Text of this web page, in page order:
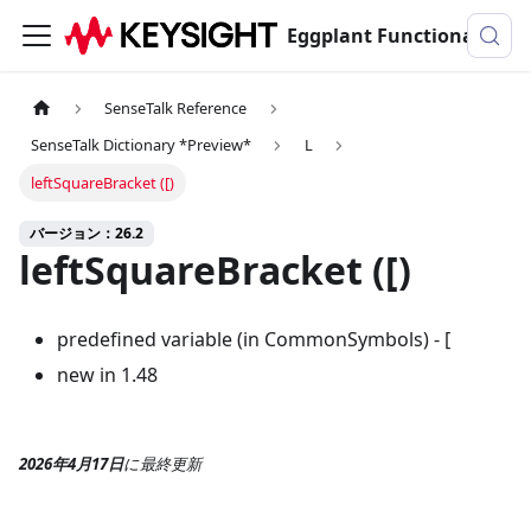
Eggplant Functionalのドキュメンテーション
SenseTalk Reference
SenseTalk Dictionary *Preview*
L
leftSquareBracket ([)
バージョン：26.2
leftSquareBracket ([)
predefined variable (in CommonSymbols) - [
new in 1.48
2026年4月17日に最終更新